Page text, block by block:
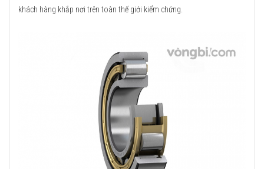
khách hàng khắp nơi trên toàn thế giới kiểm chứng.